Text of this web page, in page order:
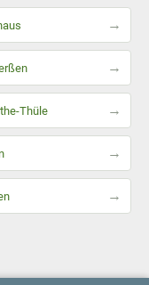
→
→
Thüle →
→
→